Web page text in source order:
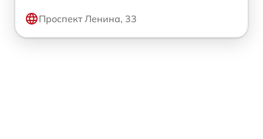
Проспект Ленина, 33